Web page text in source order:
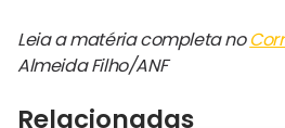
Leia a matéria completa no
Almeida Filho/ANF
Relacionadas